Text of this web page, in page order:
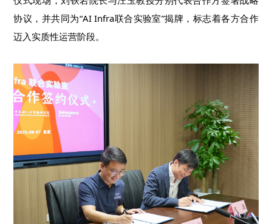
协议，并共同为“AI Infra联合实验室”揭牌，标志着各方合作
迈入实质性运营阶段。